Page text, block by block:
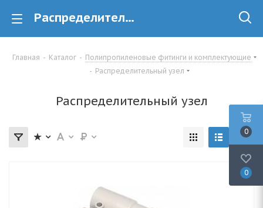
Распределительный узел купить в Минске
Главная - Каталог - Полипропиленовые фитинги и комплектующие
- Распределительный узел
Распределительный узел
0
0